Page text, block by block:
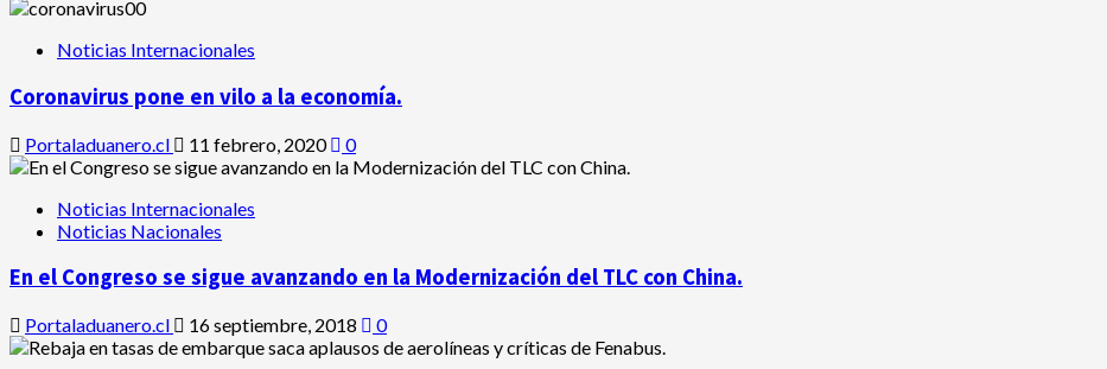
Noticias Internacionales
Coronavirus pone en vilo a la economía.
Portaladuanero.cl 11 febrero, 2020 0
Noticias Internacionales
Noticias Nacionales
En el Congreso se sigue avanzando en la Modernización del TLC con China.
Portaladuanero.cl 16 septiembre, 2018 0